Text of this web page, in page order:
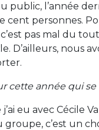
public, l’année
cent personnes.
c’est pas mal du
D’ailleurs, nous
cette année qui
eu avec Cécile
groupe, c’est un